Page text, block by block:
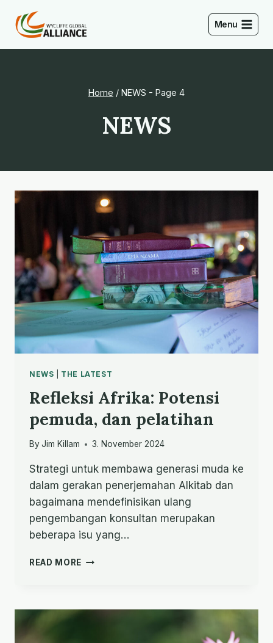
content
Menu
Home / NEWS - Page 4
NEWS
NEWS THE LATEST
Refleksi Afrika: Potensi
pemuda, dan pelatihan
By Jim Killam 3. November 2024
Strategi untuk membawa generasi muda ke
dalam gerakan penerjemahan Alkitab dan
bagaimana mendefinisikan ulang
pengembangan konsultan merupakan
beberapa isu yang…
READ MORE REFLEKSI
DAN